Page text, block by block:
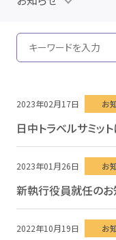
2023年02月17日 お
日中トラベルサミッ
2023年01月26日 お
新執行役員就任のお
2022年10月19日 お